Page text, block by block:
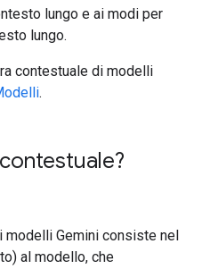
lungo e ai modi per
lungo.
contestuale di modelli
.
Gemini consiste nel
al modello, che